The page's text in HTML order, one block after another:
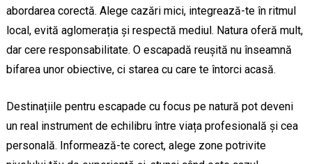
abordarea corectă. Alege cazări mici, integrează-te în ritmul
local, evită aglomerația și respectă mediul. Natura oferă mult,
dar cere responsabilitate. O escapadă reușită nu înseamnă
bifarea unor obiective, ci starea cu care te întorci acasă.
Destinațiile pentru escapade cu focus pe natură pot deveni
un real instrument de echilibru între viața profesională și cea
personală. Informează-te corect, alege zone potrivite